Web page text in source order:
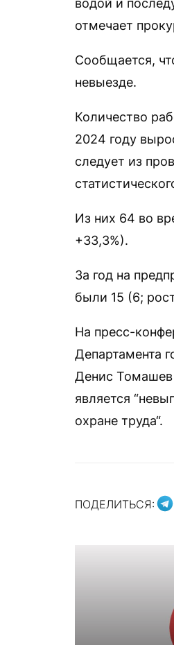
водой и
отмечает
Сообщается,
невыезде.
Количество
2024 году
следует из
Из них 64 во
+33,3%).
За год на
были 15 (6;
На пресс-
Департамента
Денис Томашев
является
охране труда“.
ПОДЕЛИТЬСЯ: